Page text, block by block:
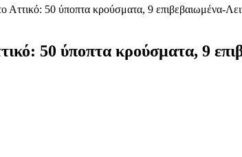
50 ύποπτα κρούσματα, 9 επιβεβαιωμένα-
50 ύποπτα κρούσματα, 9